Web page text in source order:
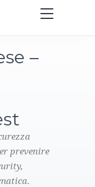
Toggle
navigation
–
prevenire